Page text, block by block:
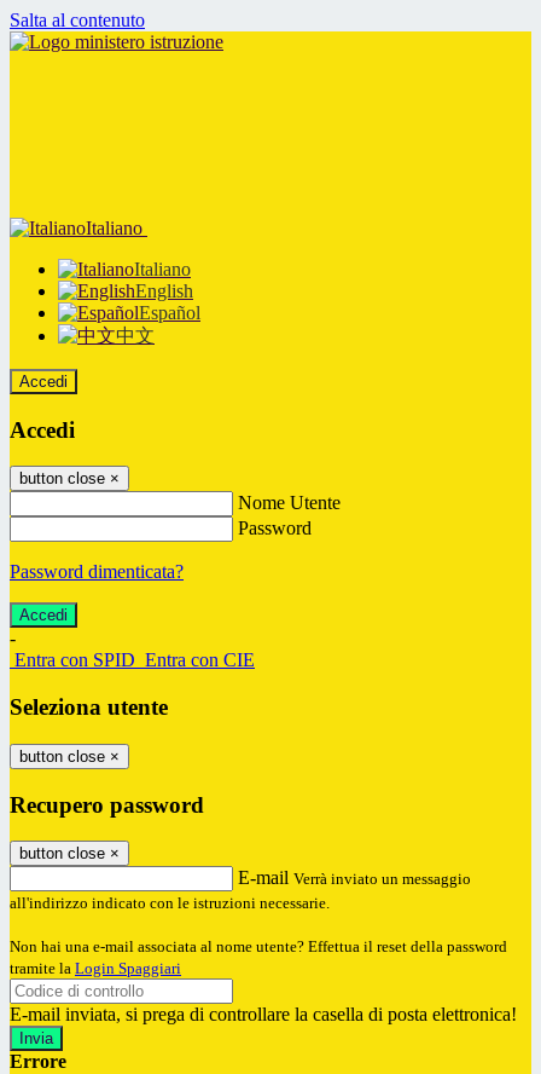
Salta al contenuto
Italiano
Italiano
English
Español
中文
Accedi
Accedi
button close ×
Nome Utente
Password
Password dimenticata?
-
Entra con SPID Entra con CIE
Seleziona utente
button close ×
Recupero password
button close ×
E-mail Verrà inviato un messaggio
all'indirizzo indicato con le istruzioni necessarie.
Non hai una e-mail associata al nome utente? Effettua il reset della password
tramite la Login Spaggiari
E-mail inviata, si prega di controllare la casella di posta elettronica!
Errore